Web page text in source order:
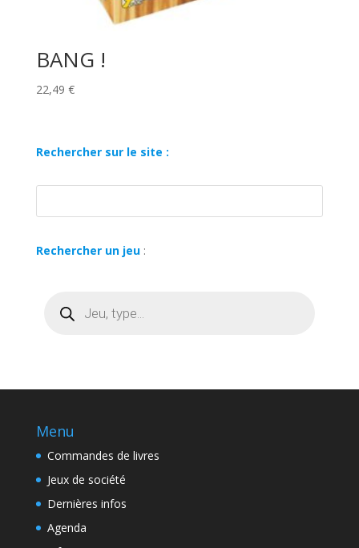
BANG !
22,49 €
Rechercher sur le site :
Rechercher un jeu:
produits
Menu
Commandes de livres
Jeux de société
Dernières infos
Agenda